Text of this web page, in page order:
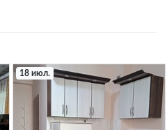
18 июл.